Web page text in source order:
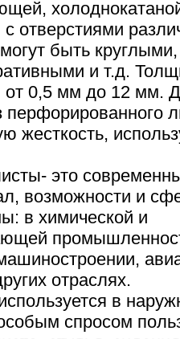
отверстиями
быть
и т.д.
от 0,5 мм до 12 мм.
перфорированного
жесткость,
это
возможности и
в химической и
отраслях.
в
спросом